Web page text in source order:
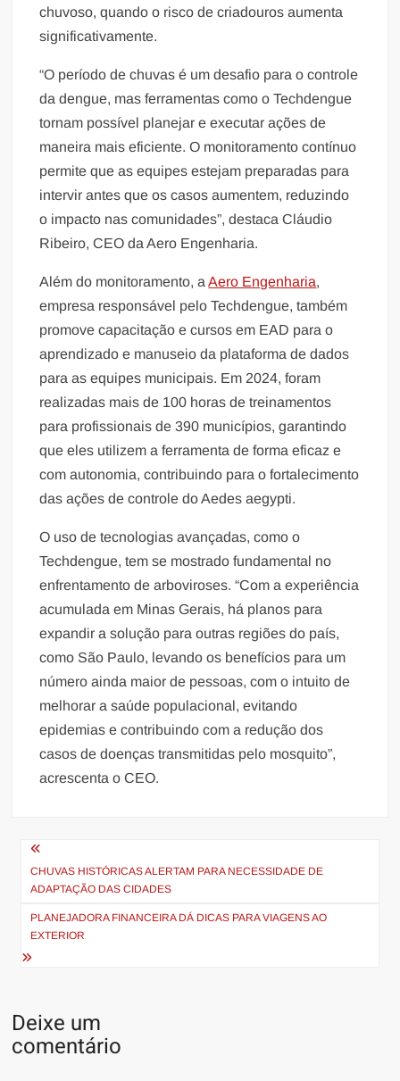
chuvoso, quando o risco de criadouros aumenta
significativamente.
“O período de chuvas é um desafio para o controle
da dengue, mas ferramentas como o Techdengue
tornam possível planejar e executar ações de
maneira mais eficiente. O monitoramento contínuo
permite que as equipes estejam preparadas para
intervir antes que os casos aumentem, reduzindo
o impacto nas comunidades”, destaca Cláudio
Ribeiro, CEO da Aero Engenharia.
Além do monitoramento, aAero Engenharia,
empresa responsável pelo Techdengue, também
promove capacitação e cursos em EAD para o
aprendizado e manuseio da plataforma de dados
para as equipes municipais. Em 2024, foram
realizadas mais de 100 horas de treinamentos
para profissionais de 390 municípios, garantindo
que eles utilizem a ferramenta de forma eficaz e
com autonomia, contribuindo para o fortalecimento
das ações de controle do Aedes aegypti.
O uso de tecnologias avançadas, como o
Techdengue, tem se mostrado fundamental no
enfrentamento de arboviroses. “Com a experiência
acumulada em Minas Gerais, há planos para
expandir a solução para outras regiões do país,
como São Paulo, levando os benefícios para um
número ainda maior de pessoas, com o intuito de
melhorar a saúde populacional, evitando
epidemias e contribuindo com a redução dos
casos de doenças transmitidas pelo mosquito”,
acrescenta o CEO.
Navegação
de
Post
CHUVAS HISTÓRICAS ALERTAM PARA NECESSIDADE DE
ADAPTAÇÃO DAS CIDADES
PLANEJADORA FINANCEIRA DÁ DICAS PARA VIAGENS AO
EXTERIOR
Deixe um
comentário